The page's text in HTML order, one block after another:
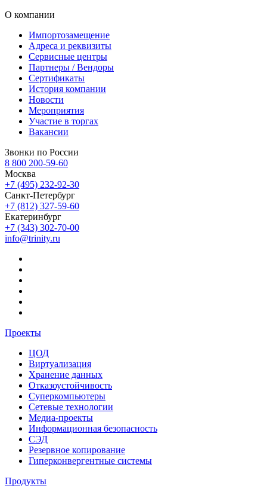
О компании
Импортозамещение
Адреса и реквизиты
Сервисные центры
Партнеры / Вендоры
Сертификаты
История компании
Новости
Мероприятия
Участие в торгах
Вакансии
Звонки по России
8 800 200-59-60
Москва
+7 (495) 232-92-30
Санкт-Петербург
+7 (812) 327-59-60
Екатеринбург
+7 (343) 302-70-00
info@trinity.ru
Проекты
ЦОД
Виртуализация
Хранение данных
Отказоустойчивость
Суперкомпьютеры
Сетевые технологии
Медиа-проекты
Информационная безопасность
СЭД
Резервное копирование
Гиперконвергентные системы
Продукты